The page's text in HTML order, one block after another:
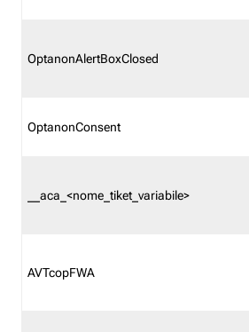
OptanonAlertBoxClosed
OptanonConsent
__aca_<nome_tiket_variabile>
AVTcopFWA